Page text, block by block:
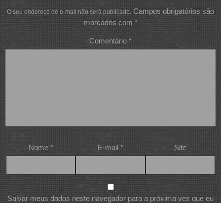
O seu endereço de e-mail não será publicado. Campos obrigatórios são
marcados com *
Comentário *
Nome * E-mail * Site
Salvar meus dados neste navegador para a próxima vez que eu